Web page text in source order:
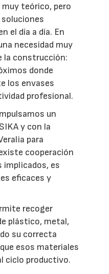
teórico, pero
el día a día. En
necesidad muy
la construcción:
donde
los envases
profesional.
un
y con la
para
cooperación
es
eficaces y
recoger
plástico, metal,
su correcta
esos materiales
ciclo productivo.